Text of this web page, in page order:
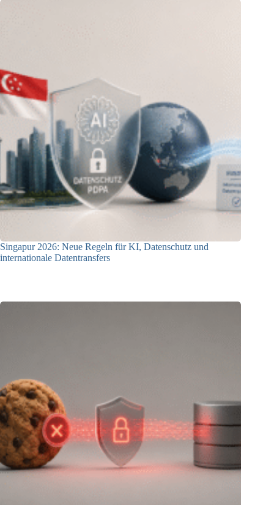
Singapur 2026: Neue Regeln für KI, Datenschutz und
internationale Datentransfers